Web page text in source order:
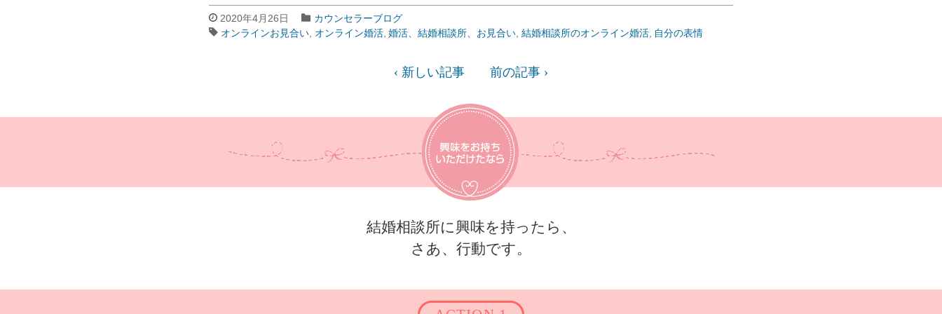
2020年4月26日
カウンセラーブログ
オンラインお見合い オンライン婚活 婚活、結婚相談所、お見合い 結婚相談所のオンライン婚活 自分の表情
‹ 新しい記事 前の記事 ›
結婚相談所に興味を持ったら、
さあ、行動です。